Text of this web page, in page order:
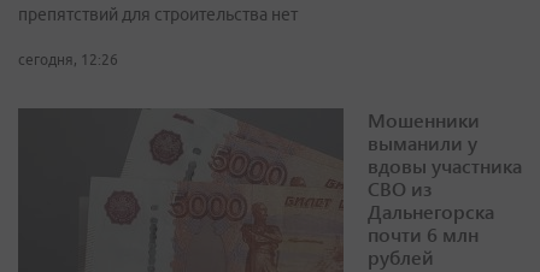
препятствий для строительства нет
сегодня, 12:26
Мошенники
выманили у
вдовы участника
СВО из
Дальнегорска
почти 6 млн
рублей